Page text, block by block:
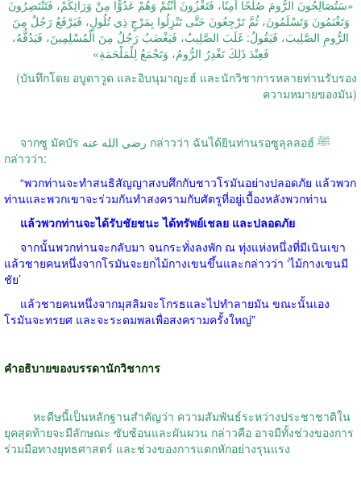
«سَتُصَالِحُونَ الرُّومَ صُلْحًا آمِنًا، فَتَغْزُونَ أَنْتُمْ وَهُمْ عَدُوًّا مِنْ وَرَائِكُمْ، فَتَنْتَصِرُونَ
وَتَغْنَمُونَ وَتَسْلَمُونَ، ثُمَّ تَرْجِعُونَ حَتَّى تَنْزِلُوا بِمَرْجٍ ذِي تُلُولٍ، فَيَرْفَعُ رَجُلٌ مِنَ
الرُّومِ الصَّلِيبَ، فَيَقُولُ: غَلَبَ الصَّلِيبُ، فَيَغْضَبُ رَجُلٌ مِنَ الْمُسْلِمِينَ، فَيَدُقُّهُ،
فَعِنْدَ ذَلِكَ تَغْدِرُ الرُّومُ، وَتَجْمَعُ لِلْمَلْحَمَةِ»
(บันทึกโดย อบูดาวูด และอิบนุมาญะฮ์ และนักวิชาการหลายท่านรับรอง
ความหมายของมัน)
จากซู มัคบัร رضي الله عنه กล่าวว่า ฉันได้ยินท่านรอซูลุลลอฮ์ ﷺ
กล่าวว่า:
“พวกท่านจะทำสนธิสัญญาสงบศึกกับชาวโรมันอย่างปลอดภัย แล้วพวก
ท่านและพวกเขาจะร่วมกันทำสงครามกับศัตรูที่อยู่เบื้องหลังพวกท่าน
แล้วพวกท่านจะได้รับชัยชนะ ได้ทรัพย์เชลย และปลอดภัย
จากนั้นพวกท่านจะกลับมา จนกระทั่งลงพัก ณ ทุ่งแห่งหนึ่งที่มีเนินเขา
แล้วชายคนหนึ่งจากโรมันจะยกไม้กางเขนขึ้นและกล่าวว่า ‘ไม้กางเขนมี
ชัย’
แล้วชายคนหนึ่งจากมุสลิมจะโกรธและไปทำลายมัน ขณะนั้นเอง
โรมันจะทรยศ และจะระดมพลเพื่อสงครามครั้งใหญ่”
คำอธิบายของบรรดานักวิชาการ
หะดีษนี้เป็นหลักฐานสำคัญว่า ความสัมพันธ์ระหว่างประชาชาติใน
ยุคสุดท้ายจะมีลักษณะ ซับซ้อนและผันผวน กล่าวคือ อาจมีทั้งช่วงของการ
ร่วมมือทางยุทธศาสตร์ และช่วงของการแตกหักอย่างรุนแรง